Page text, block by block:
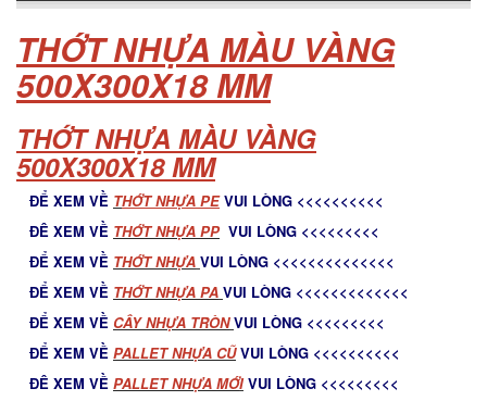
Thùng đựng đá lớn
Pallet nhựa cũ Tân Phú
Pallet nhua tan phu
Pallet nhựa Tân Phú
Thớt nhựa cho nhà bếp
THỚT NHỰA MÀU VÀNG
500X300X18 MM
THỚT NHỰA MÀU VÀNG
500X300X18 MM
ĐỂ XEM VỀ THỚT NHỰA PEVUI LÒNG <<<<<<<<<<
ĐÊ XEM VỀ THỚT NHỰA PP VUI LÒNG <<<<<<<<<
ĐỂ XEM VỀ THỚT NHỰA VUI LÒNG <<<<<<<<<<<<<<
ĐỂ XEM VỀ THỚT NHỰA PA VUI LÒNG <<<<<<<<<<<<<
ĐỂ XEM VỀ CÂY NHỰA TRÒN VUI LÒNG <<<<<<<<<
ĐỂ XEM VỀ PALLET NHỰA CŨVUI LÒNG <<<<<<<<<<
ĐÊ XEM VỀ PALLET NHỰA MỚIVUI LÒNG <<<<<<<<<